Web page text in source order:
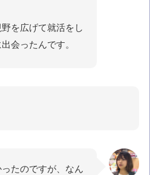
を広げて就活をし
会ったんです。
たのですが、なん